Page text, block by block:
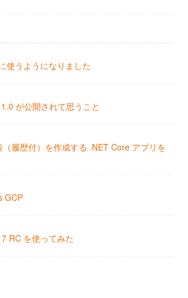
使うようになりました
が公開されて思うこと
履歴付）を作成する .NET Core アプリを
GCP
RC を使ってみた